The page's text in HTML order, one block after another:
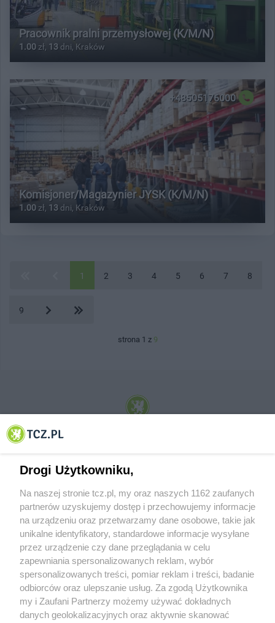
Pracownik pralni przemysłowej (K/M/N)
1.00 zł, 13 dni, Kraków
+48505176000
Komisjoner/Magazynier JYSK (K/M/N)
1.00 zł, 13 dni, Kraków
1 2 3 4 5 6 7 8
9
strona 1 z 9
© 2001-2026 Tczew - TCZ.PL Sp. z o.o. Internetowy Serwis Informacyjny Miasta
O FIRMIE POLITYKA PRYWATNOŚCI HOSTING
REKLAMA WSPÓŁPRACA RSS FACEBOOK KONTAKT
Nasze serwisy
Drogi Użytkowniku,
Na naszej stronie tcz.pl, my oraz naszych 1162 zaufanych
partnerów uzyskujemy dostęp i przechowujemy informacje
na urządzeniu oraz przetwarzamy dane osobowe, takie jak
unikalne identyfikatory, standardowe informacje wysyłane
przez urządzenie czy dane przeglądania w celu
zapewniania spersonalizowanych reklam, wybór
spersonalizowanych treści, pomiar reklam i treści, badanie
odbiorców oraz ulepszanie usług. Za zgodą Użytkownika
my i Zaufani Partnerzy możemy używać dokładnych
danych geolokalizacyjnych oraz aktywnie skanować